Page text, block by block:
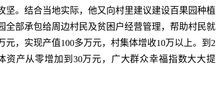
坚。结合当地实际，他又向村里建议建设百果园种植
全部承包给周边村民及贫困户经营管理，帮助村民就
元，实现产值100多万元，村集体增收10万以上。到2
资产从零增加到30万元，广大群众幸福指数大大提